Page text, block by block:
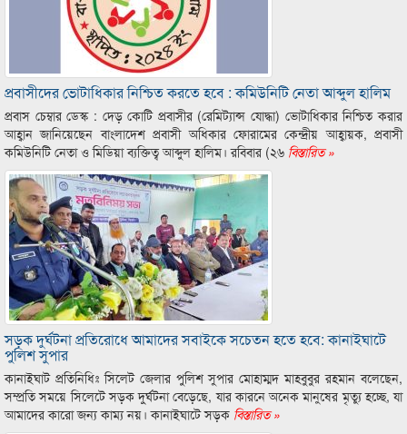
প্রবাসীদের ভোটাধিকার নিশ্চিত করতে হবে : কমিউনিটি নেতা আব্দুল হালিম
প্রবাস চেম্বার ডেস্ক : দেড় কোটি প্রবাসীর (রেমিট্যান্স যোদ্ধা) ভোটাধিকার নিশ্চিত করার
আহ্বান জানিয়েছেন বাংলাদেশ প্রবাসী অধিকার ফোরামের কেন্দ্রীয় আহ্বায়ক, প্রবাসী
কমিউনিটি নেতা ও মিডিয়া ব্যক্তিত্ব আব্দুল হালিম। রবিবার (২৬ বিস্তারিত »
সড়ক দুর্ঘটনা প্রতিরোধে আমাদের সবাইকে সচেতন হতে হবে: কানাইঘাটে
পুলিশ সুপার
কানাইঘাট প্রতিনিধিঃ সিলেট জেলার পুলিশ সুপার মোহাম্মদ মাহবুবুর রহমান বলেছেন,
সম্প্রতি সময়ে সিলেটে সড়ক দুর্ঘটনা বেড়েছে, যার কারনে অনেক মানুষের মৃত্যু হচ্ছে, যা
আমাদের কারো জন্য কাম্য নয়। কানাইঘাটে সড়ক বিস্তারিত »